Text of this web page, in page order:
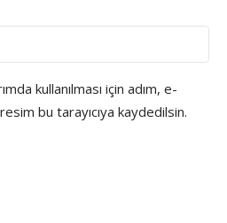
kullanılması için adım, e-
bu tarayıcıya kaydedilsin.